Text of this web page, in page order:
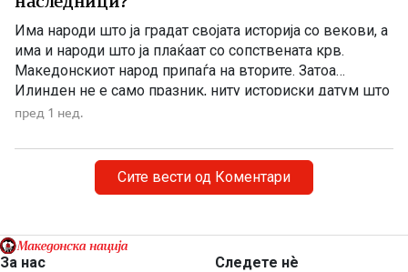
Има народи што ја градат својата историја со векови, а
има и народи што ја плаќаат со сопствената крв.
Македонскиот народ припаѓа на вторите. Затоа
Илинден не е само празник, ниту историски датум што
еднаш годишно го одбележуваме со говори, венци и
кога мора да си го поставиме […]
пред 1 нед.
Сите вести од Коментари
За нас
Следете нѐ